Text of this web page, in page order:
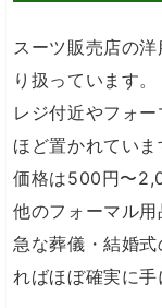
スーツ販売店の
り扱っています。
レジ付近やフォ
ほど置かれていま
価格は500円〜
他のフォーマル用
急な葬儀・結婚
ればほぼ確実に手